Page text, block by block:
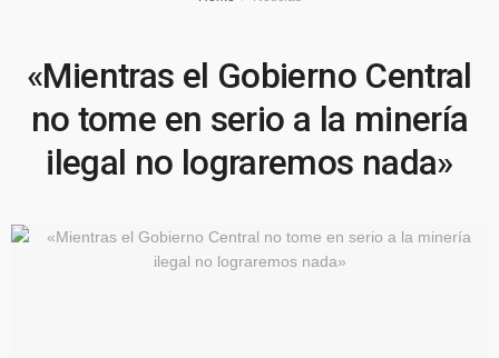
«Mientras el Gobierno Central
no tome en serio a la minería
ilegal no lograremos nada»